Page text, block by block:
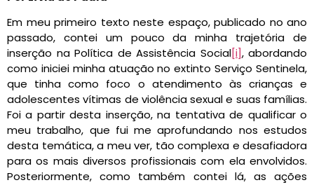
Em meu primeiro texto neste espaço, publicado no ano
passado, contei um pouco da minha trajetória de
inserção na Política de Assistência Social[i], abordando
como iniciei minha atuação no extinto Serviço Sentinela,
que tinha como foco o atendimento às crianças e
adolescentes vítimas de violência sexual e suas famílias.
Foi a partir desta inserção, na tentativa de qualificar o
meu trabalho, que fui me aprofundando nos estudos
desta temática, a meu ver, tão complexa e desafiadora
para os mais diversos profissionais com ela envolvidos.
Posteriormente, como também contei lá, as ações